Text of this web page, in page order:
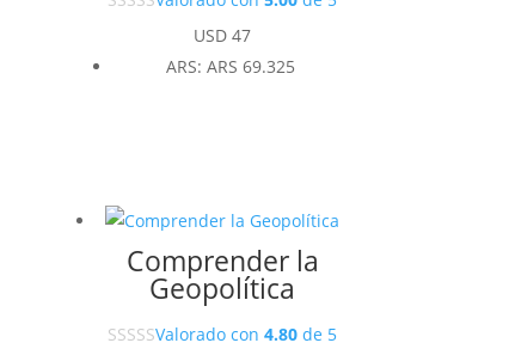
USD 47
ARS:ARS 69.325
Comprender la
Geopolítica
Valorado con4.80 de 5